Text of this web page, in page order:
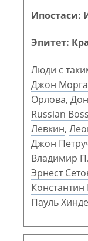
Ипостаси:
Эпитет:
Люди с
Джон
Орлова,
Russian
Левкин,
Джон
Владимир
Эрнест
Пауль